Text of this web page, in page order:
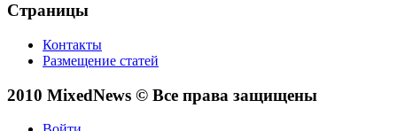
Страницы
Контакты
Размещение статей
2010 MixedNews © Все права защищены